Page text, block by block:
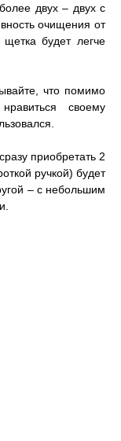
двух – двух с
очищения от
будет легче
что помимо
своему
приобретать 2
ручкой) будет
– с небольшим